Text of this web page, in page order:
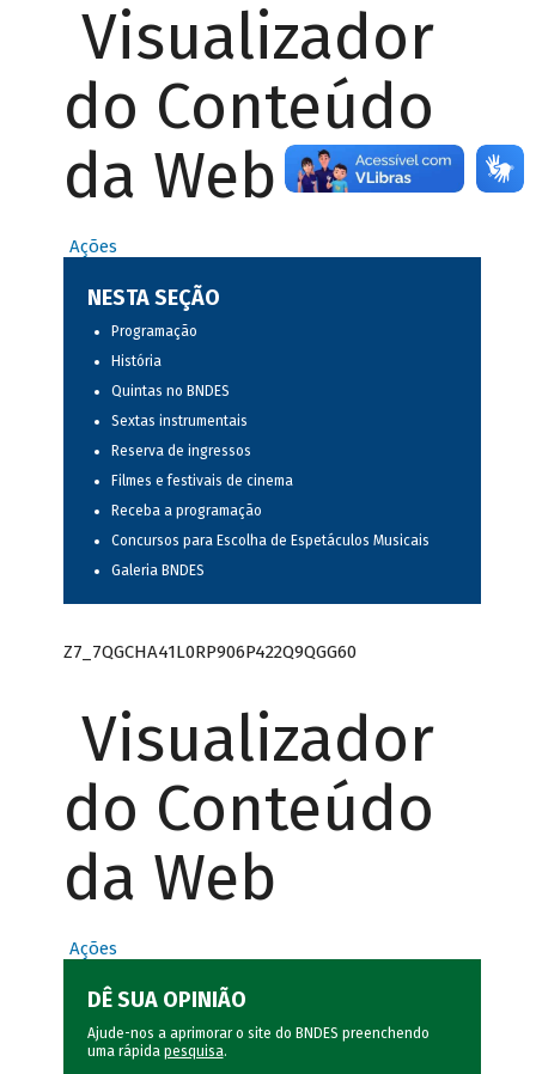
Visualizador
do Conteúdo
da Web
Ações
NESTA SEÇÃO
Programação
História
Quintas no BNDES
Sextas instrumentais
Reserva de ingressos
Filmes e festivais de cinema
Receba a programação
Concursos para Escolha de Espetáculos Musicais
Galeria BNDES
Z7_7QGCHA41L0RP906P422Q9QGG60
Visualizador
do Conteúdo
da Web
Ações
DÊ SUA OPINIÃO
Ajude-nos a aprimorar o site do BNDES preenchendo
uma rápida pesquisa.